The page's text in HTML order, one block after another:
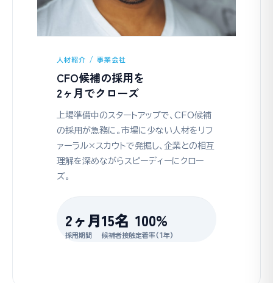
人材紹介 / 事業会社
CFO候補の採用を
2ヶ月でクローズ
上場準備中のスタートアップで、CFO候補
の採用が急務に。市場に少ない人材をリフ
ァーラル×スカウトで発掘し、企業との相互
理解を深めながらスピーディーにクロー
ズ。
2ヶ月
採用期間
15名
候補者接触
100%
定着率(1年)